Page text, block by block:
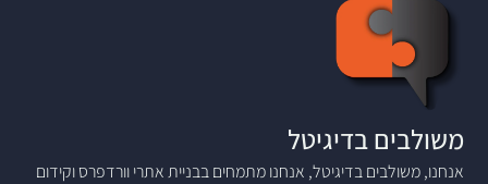
משולבים בדיגיטל
אנחנו, משולבים בדיגיטל, אנחנו מתמחים בבניית אתרי וורדפרס וקידום